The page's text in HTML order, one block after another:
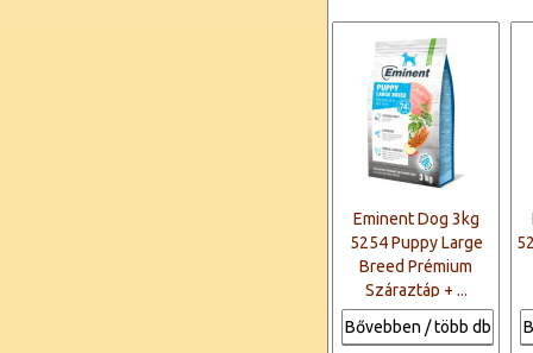
Eminent Dog 3kg
5254 Puppy Large
Breed Prémium
Száraztáp + ...
Bővebben / több db